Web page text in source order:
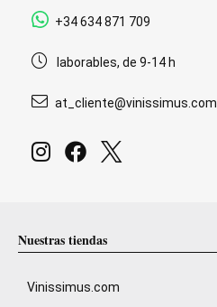
+34 634 871 709
laborables, de 9-14 h
at_cliente@vinissimus.com
Nuestras tiendas
Vinissimus.com